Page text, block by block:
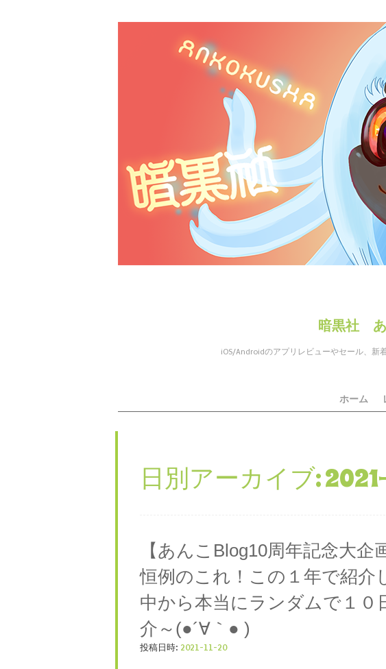
暗黒社 あ
iOS/Androidのアプリレビューやセール、新
メニュー ホーム
日別アーカイブ:
【あんこBlog10周年記念大
恒例のこれ！この１年で紹介
中から本当にランダムで１０
介～(●´∀｀● )
投稿日時: 2021-11-20